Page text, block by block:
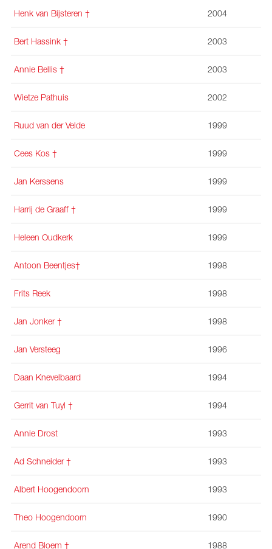
Henk van Bijsteren † 2004
Bert Hassink † 2003
Annie Bellis † 2003
Wietze Pathuis 2002
Ruud van der Velde 1999
Cees Kos † 1999
Jan Kerssens 1999
Harrij de Graaff † 1999
Heleen Oudkerk 1999
Antoon Beentjes† 1998
Frits Reek 1998
Jan Jonker † 1998
Jan Versteeg 1996
Daan Knevelbaard 1994
Gerrit van Tuyl † 1994
Annie Drost 1993
Ad Schneider† 1993
Albert Hoogendoorn 1993
Theo Hoogendoorn 1990
Arend Bloem † 1988